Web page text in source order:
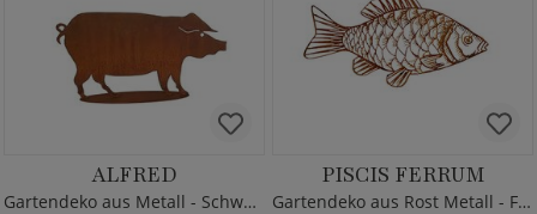
ALFRED
Gartendeko aus Metall - Schwein
PISCIS FERRUM
Gartendeko aus Rost Metall - Fisch